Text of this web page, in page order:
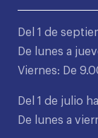
Del 1 de
De lunes a
Viernes: De
Del 1 de julio
De lunes a